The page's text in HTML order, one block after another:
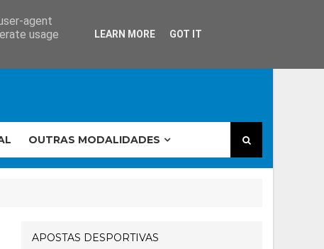
OUTRAS MODALIDADES
APOSTAS DESPORTIVAS
agent
usage
LEARN MORE GOT IT